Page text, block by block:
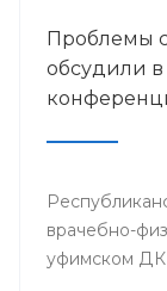
Проблемы
обсудили
врачебно-
уфимском